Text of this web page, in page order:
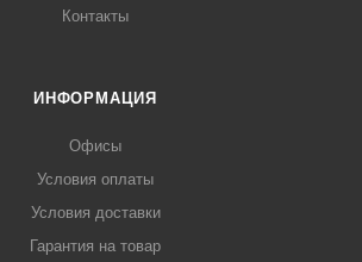
Контакты
ИНФОРМАЦИЯ
Офисы
Условия оплаты
Условия доставки
Гарантия на товар